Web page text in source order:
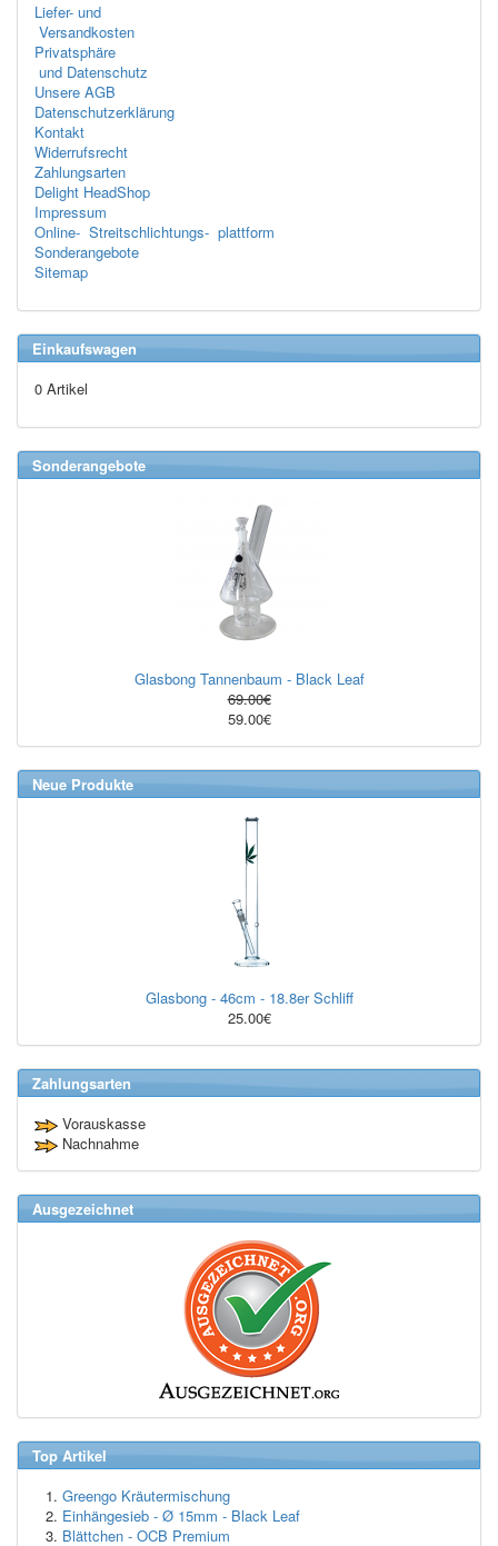
Liefer- und
Versandkosten
Privatsphäre
und Datenschutz
Unsere AGB
Datenschutzerklärung
Kontakt
Widerrufsrecht
Zahlungsarten
Delight HeadShop
Impressum
Online- Streitschlichtungs- plattform
Sonderangebote
Sitemap
Einkaufswagen
0 Artikel
Sonderangebote
Glasbong Tannenbaum - Black Leaf
69.00€
59.00€
Neue Produkte
Glasbong - 46cm - 18.8er Schliff
25.00€
Zahlungsarten
Vorauskasse
Nachnahme
Ausgezeichnet
Top Artikel
Greengo Kräutermischung
Einhängesieb - Ø 15mm - Black Leaf
Blättchen - OCB Premium